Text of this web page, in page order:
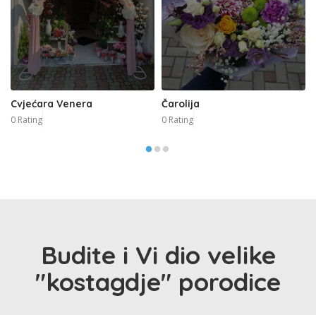
Cvjećara Venera
0 Rating
Čarolija
0 Rating
Budite i Vi dio velike
"kostagdje" porodice